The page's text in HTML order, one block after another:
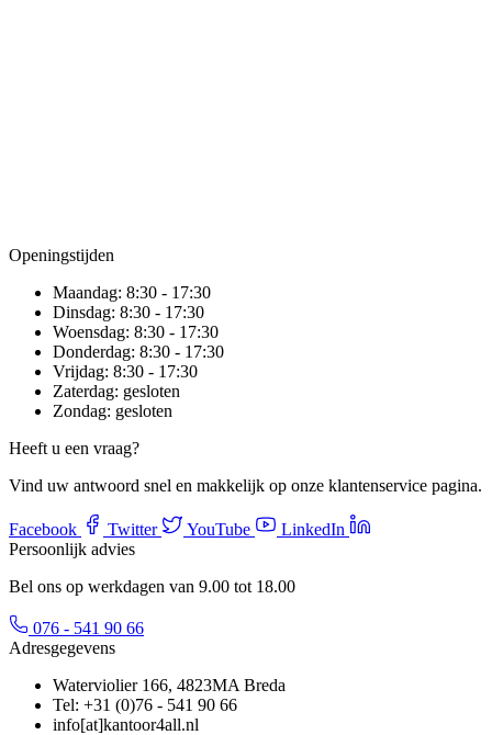
Openingstijden
Maandag: 8:30 - 17:30
Dinsdag: 8:30 - 17:30
Woensdag: 8:30 - 17:30
Donderdag: 8:30 - 17:30
Vrijdag: 8:30 - 17:30
Zaterdag: gesloten
Zondag: gesloten
Heeft u een vraag?
Vind uw antwoord snel en makkelijk op onze klantenservice pagina.
Facebook Twitter YouTube
LinkedIn
Persoonlijk advies
Bel ons op werkdagen van 9.00 tot 18.00
076 - 541 90 66
Adresgegevens
Waterviolier 166, 4823MA Breda
Tel: +31 (0)76 - 541 90 66
info[at]kantoor4all.nl